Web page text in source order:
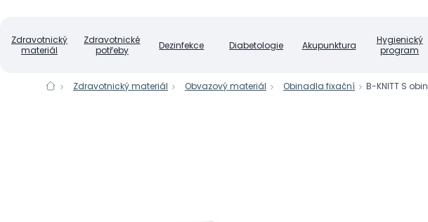
Zdravotnický
materiál
Zdravotnické
potřeby
Dezinfekce Diabetologie Akupunktura
Hygienický
program
Zdravotnický materiál Obvazový materiál Obinadla fixační B-KNITT S